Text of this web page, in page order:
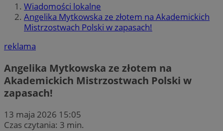
Wiadomości lokalne
Angelika Mytkowska ze złotem na Akademickich
Mistrzostwach Polski w zapasach!
reklama
Angelika Mytkowska ze złotem na
Akademickich Mistrzostwach Polski w
zapasach!
13 maja 2026 15:05
Czas czytania: 3 min.